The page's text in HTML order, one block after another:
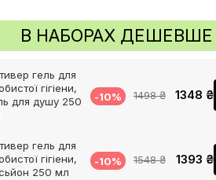
В НАБОРАХ ДЕШЕВШЕ
гель для
гігіени,
для душу 250
-10% 1498 ₴ 1348 ₴
гель для
гігіени,
250 мл
-10% 1548 ₴ 1393 ₴